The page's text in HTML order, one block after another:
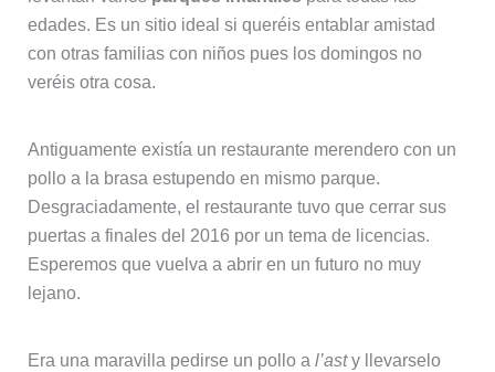
edades. Es un sitio ideal si queréis entablar amistad
con otras familias con niños pues los domingos no
veréis otra cosa.
Antiguamente existía un restaurante merendero con un
pollo a la brasa estupendo en mismo parque.
Desgraciadamente, el restaurante tuvo que cerrar sus
puertas a finales del 2016 por un tema de licencias.
Esperemos que vuelva a abrir en un futuro no muy
lejano.
Era una maravilla pedirse un pollo a l’asty llevarselo